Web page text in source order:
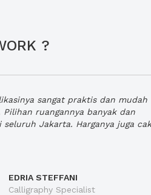
?
sangat praktis dan mudah
Pilihan ruangannya banyak dan
seluruh Jakarta. Harganya juga
EDRIA STEFFANI
Calligraphy Specialist